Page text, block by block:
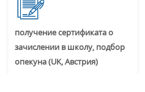
получение сертификата о
зачислении в школу, подбор
опекуна (UK, Австрия)